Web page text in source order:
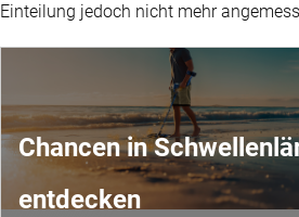
Einteilung jedoch nicht mehr
Chancen in
entdecken